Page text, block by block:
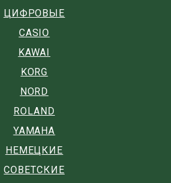
ЦИФРОВЫЕ
CASIO
KAWAI
KORG
NORD
ROLAND
YAMAHA
НЕМЕЦКИЕ
СОВЕТСКИЕ